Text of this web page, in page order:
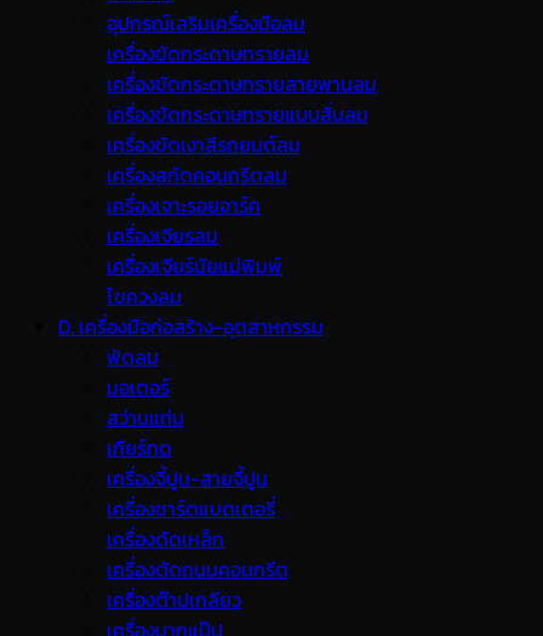
อุปกรณ์เสริมเครื่องมือลม
เครื่องขัดกระดาษทรายลม
เครื่องขัดกระดาษทรายสายพานลม
เครื่องขัดกระดาษทรายแบบสั่นลม
เครื่องขัดเงาสีรถยนต์ลม
เครื่องสกัดคอนกรีตลม
เครื่องเจาะรอยอาร์ค
เครื่องเจียรลม
เครื่องเจียร์นัยแม่พิมพ์
ไขควงลม
D. เครื่องมือก่อสร้าง-อุตสาหกรรม
พ้ดลม
มอเตอร์
สว่านแท่น
เกียร์ทด
เครื่องจี้ปูน-สายจี้ปูน
เครื่องชาร์ตแบตเตอรี่
เครื่องดัดเหล็ก
เครื่องตัดถนนคอนกรีต
เครื่องต๊าปเกลียว
เครื่องบากแป๊ป